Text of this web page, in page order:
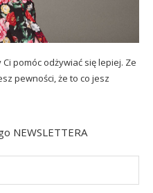
pomóc odżywiać się lepiej. Ze
pewności, że to co jesz
NEWSLETTERA